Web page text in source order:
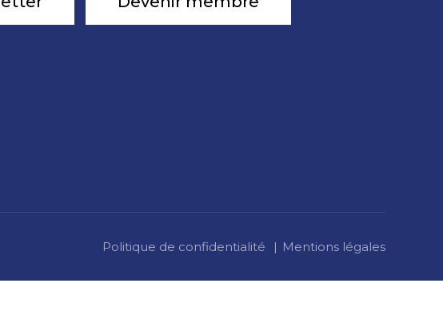
Politique de confidentialité Mentions légales